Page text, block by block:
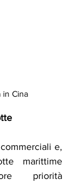
in Cina
e,
marittime
priorità